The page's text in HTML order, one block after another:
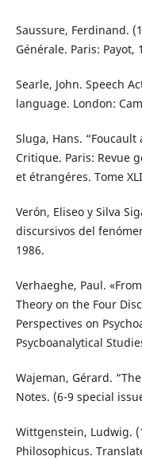
Saussure, Ferdinand.
Générale. Paris: Payot,
Searle, John. Speech
language. London:
Sluga, Hans.
Critique. Paris: Revue
et étrangéres. Tome
Verón, Eliseo y Silva
discursivos del
1986.
Verhaeghe, Paul.
Theory on the Four
Perspectives on
Psycboanalytical
Wajeman, Gérard.
Notes. (6-9 special
Wittgenstein, Ludwig.
Philosophicus.